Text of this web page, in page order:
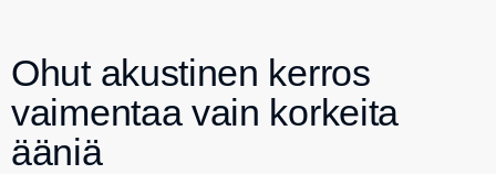
Ohut akustinen kerros
vaimentaa vain korkeita
ääniä